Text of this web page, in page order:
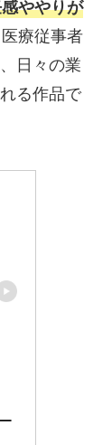
ややりが
療従事者
日々の業
る作品で